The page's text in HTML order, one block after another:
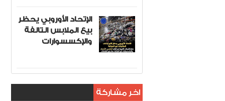
الإتحاد الأوروبي يحظر
بيع الملابس التالفة
والإكسسوارات
اخر مشاركة